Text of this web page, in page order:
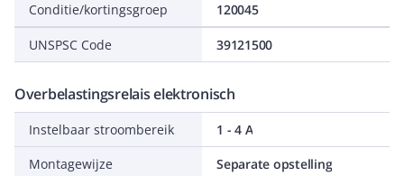
Conditie/kortingsgroep 120045
UNSPSC Code 39121500
Overbelastingsrelais elektronisch
Instelbaar stroombereik
1 - 4 A
Montagewijze
Separate opstelling